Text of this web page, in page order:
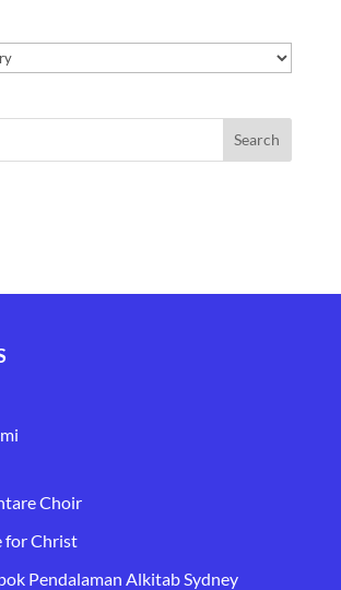
Choir
for Christ
Pendalaman Alkitab Sydney